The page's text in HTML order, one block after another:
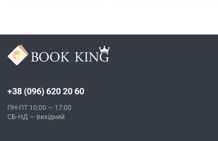
+38 (096) 620 20 60
ПН-ПТ 10:00 — 17:00
СБ-НД — вихідний